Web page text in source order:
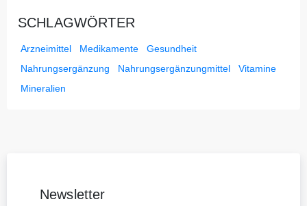
SCHLAGWÖRTER
Arzneimittel Medikamente
Gesundheit
Nahrungsergänzung
Nahrungsergänzungmittel
Vitamine
Mineralien
Newsletter